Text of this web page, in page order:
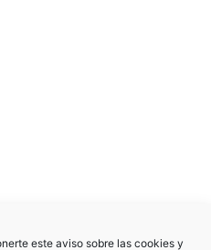
este aviso sobre las cookies y